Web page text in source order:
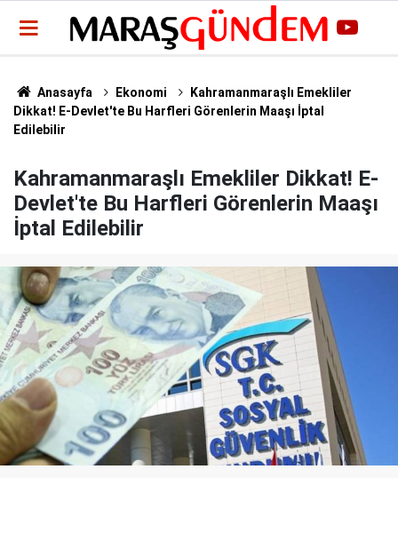
Anasayfa Ekonomi
Kahramanmaraşlı Emekliler
Dikkat! E-Devlet'te Bu Harfleri Görenlerin Maaşı İptal
Edilebilir
Kahramanmaraşlı Emekliler Dikkat! E-
Devlet'te Bu Harfleri Görenlerin Maaşı
İptal Edilebilir